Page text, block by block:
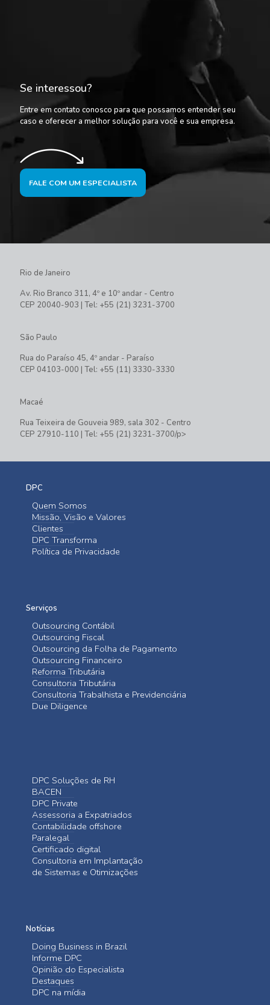
Se interessou?
Entre em contato conosco para que possamos entender seu
caso e oferecer a melhor solução para você e sua empresa.
FALE COM UM ESPECIALISTA
Rio de Janeiro
Av. Rio Branco 311, 4º e 10º andar - Centro
CEP 20040-903 | Tel: +55 (21) 3231-3700
São Paulo
Rua do Paraíso 45, 4º andar - Paraíso
CEP 04103-000 | Tel: +55 (11) 3330-3330
Macaé
Rua Teixeira de Gouveia 989, sala 302 - Centro
CEP 27910-110 | Tel: +55 (21) 3231-3700/p>
DPC
Quem Somos
Missão, Visão e Valores
Clientes
DPC Transforma
Política de Privacidade
Serviços
Outsourcing Contábil
Outsourcing Fiscal
Outsourcing da Folha de Pagamento
Outsourcing Financeiro
Reforma Tributária
Consultoria Tributária
Consultoria Trabalhista e Previdenciária
Due Diligence
DPC Soluções de RH
BACEN
DPC Private
Assessoria a Expatriados
Contabilidade offshore
Paralegal
Certificado digital
Consultoria em Implantação
de Sistemas e Otimizações
Notícias
Doing Business in Brazil
Informe DPC
Opinião do Especialista
Destaques
DPC na mídia